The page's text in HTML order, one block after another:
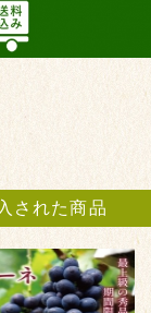
された商品